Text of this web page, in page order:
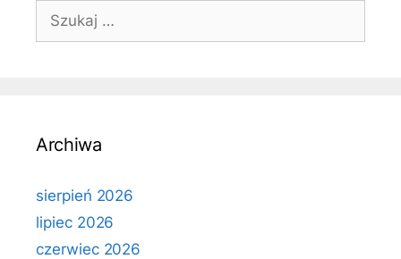
Szukaj:
Archiwa
sierpień 2026
lipiec 2026
czerwiec 2026